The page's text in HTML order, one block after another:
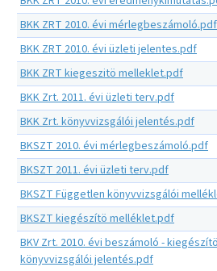
BKK ZRT 2010. évi mérlegbeszámoló.pdf
BKK ZRT 2010. évi üzleti jelentes.pdf
BKK ZRT kiegeszitö melleklet.pdf
BKK Zrt. 2011. évi üzleti terv.pdf
BKK Zrt. könyvvizsgálói jelentés.pdf
BKSZT 2010. évi mérlegbeszámoló.pdf
BKSZT 2011. évi üzleti terv.pdf
BKSZT Független könyvvizsgálói
BKSZT kiegészítö melléklet.pdf
BKV Zrt. 2010. évi beszámoló -
könyvvizsgálói jelentés.pdf